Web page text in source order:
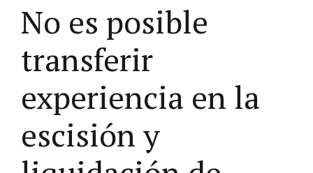
No es posible
transferir
experiencia en la
escisión y